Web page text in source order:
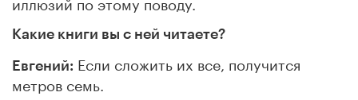
Какие книги вы с ней читаете?
Евгений: Если сложить их все, получится
метров семь.